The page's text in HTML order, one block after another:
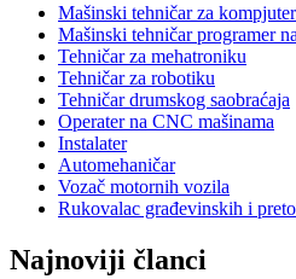
Mašinski tehničar za
Mašinski tehničar programer
Tehničar za mehatroniku
Tehničar za robotiku
Tehničar drumskog saobraćaja
Operater na CNC mašinama
Instalater
Automehaničar
Vozač motornih vozila
Rukovalac građevinskih i
Najnoviji članci